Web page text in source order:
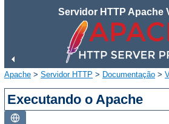
Servidor HTTP Apache
Apache > Servidor HTTP > Documentação >
Executando o Apache